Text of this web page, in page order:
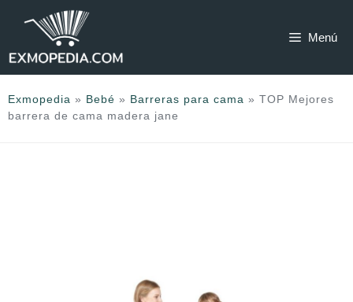
Menú
Exmopedia » Bebé » Barreras para cama » TOP Mejores
barrera de cama madera jane